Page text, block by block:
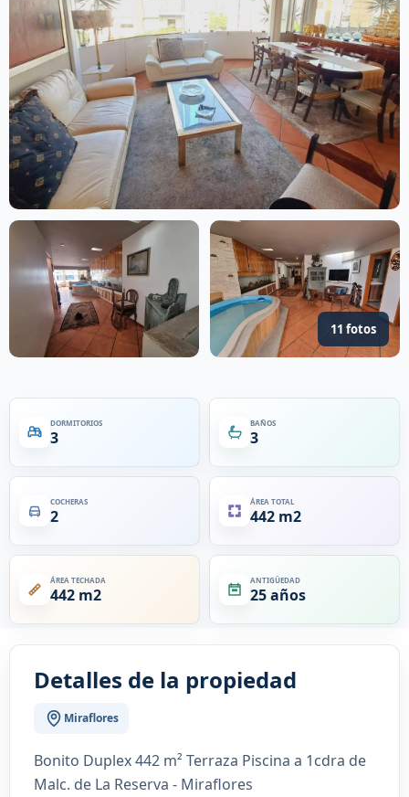
11 fotos
DORMITORIOS
3
BAÑOS
3
COCHERAS
2
ÁREA TOTAL
442 m2
ÁREA TECHADA
442 m2
ANTIGÜEDAD
25 años
Detalles de la propiedad
Miraflores
Bonito Duplex 442 m² Terraza Piscina a 1cdra de
Malc. de La Reserva - Miraflores